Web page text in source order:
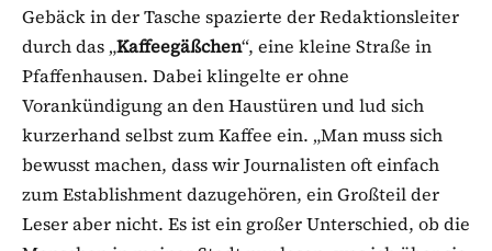
Gebäck in der Tasche spazierte der Redaktionsleiter
durch das „Kaffeegäßchen“, eine kleine Straße in
Pfaffenhausen. Dabei klingelte er ohne
Vorankündigung an den Haustüren und lud sich
kurzerhand selbst zum Kaffee ein. „Man muss sich
bewusst machen, dass wir Journalisten oft einfach
zum Establishment dazugehören, ein Großteil der
Leser aber nicht. Es ist ein großer Unterschied, ob die